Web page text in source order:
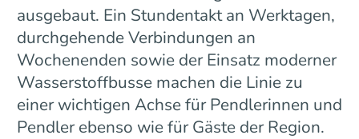
ausgebaut. Ein Stundentakt an Werktagen,
durchgehende Verbindungen an
Wochenenden sowie der Einsatz moderner
Wasserstoffbusse machen die Linie zu
einer wichtigen Achse für Pendlerinnen und
Pendler ebenso wie für Gäste der Region.